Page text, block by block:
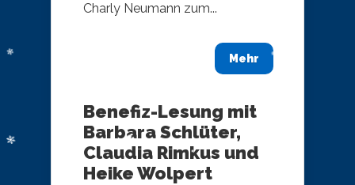
Charly Neumann zum...
Mehr
Benefiz-Lesung mit
Barbara Schlüter,
Claudia Rimkus und
Heike Wolpert